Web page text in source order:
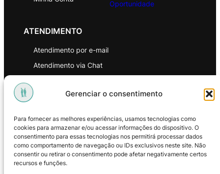
Gerenciar o consentimento
Para fornecer as melhores experiências, usamos tecnologias como
cookies para armazenar e/ou acessar informações do dispositivo. O
consentimento para essas tecnologias nos permitirá processar dados
como comportamento de navegação ou IDs exclusivos neste site. Não
consentir ou retirar o consentimento pode afetar negativamente certos
recursos e funções.
Oportunidade
ATENDIMENTO
Atendimento por e-mail
Atendimento via Chat
Política de Privacidade
Política de Troca e Devoluções
Política de Reembolso